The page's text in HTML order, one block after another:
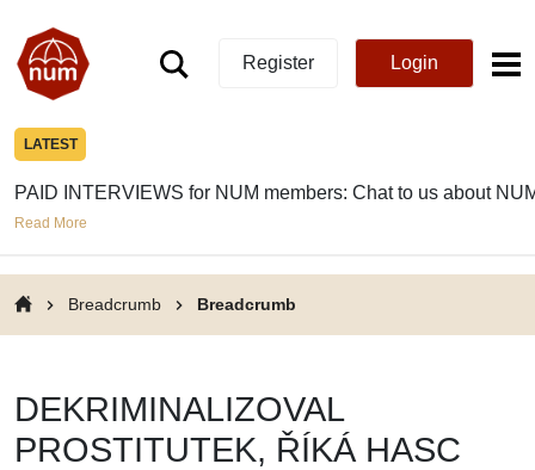
Register Login
LATEST
PAID INTERVIEWS for NUM members: Chat to us about
Read More
Breadcrumb Breadcrumb
DEKRIMINALIZOVAL
PROSTITUTEK, ŘÍKÁ HASC